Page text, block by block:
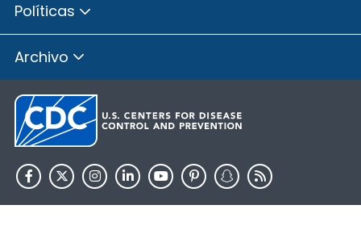
Políticas
Archivo